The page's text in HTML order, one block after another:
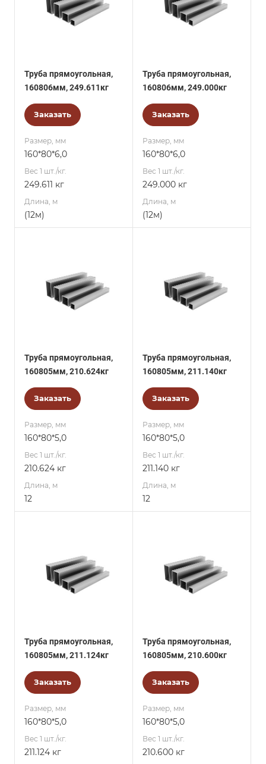
Труба прямоугольная,
160806мм, 249.611кг
Заказать
Размер, мм
160*80*6,0
Вес 1 шт./кг.
249.611 кг
Длина, м
(12м)
Труба прямоугольная,
160806мм, 249.000кг
Заказать
Размер, мм
160*80*6,0
Вес 1 шт./кг.
249.000 кг
Длина, м
(12м)
Труба прямоугольная,
160805мм, 210.624кг
Заказать
Размер, мм
160*80*5,0
Вес 1 шт./кг.
210.624 кг
Длина, м
12
Труба прямоугольная,
160805мм, 211.140кг
Заказать
Размер, мм
160*80*5,0
Вес 1 шт./кг.
211.140 кг
Длина, м
12
Труба прямоугольная,
160805мм, 211.124кг
Заказать
Размер, мм
160*80*5,0
Вес 1 шт./кг.
211.124 кг
Труба прямоугольная,
160805мм, 210.600кг
Заказать
Размер, мм
160*80*5,0
Вес 1 шт./кг.
210.600 кг